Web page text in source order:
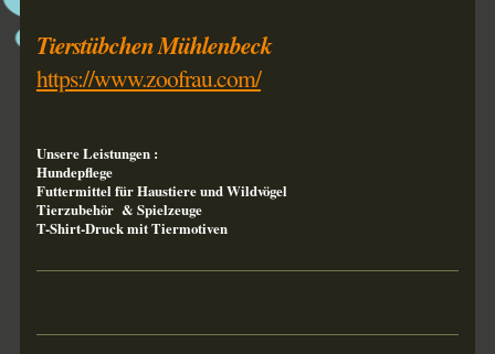
Tierstübchen Mühlenbeck
https://www.zoofrau.com/
Unsere Leistungen :
Hundepflege
Futtermittel für Haustiere und Wildvögel
Tierzubehör & Spielzeuge
T-Shirt-Druck mit Tiermotiven